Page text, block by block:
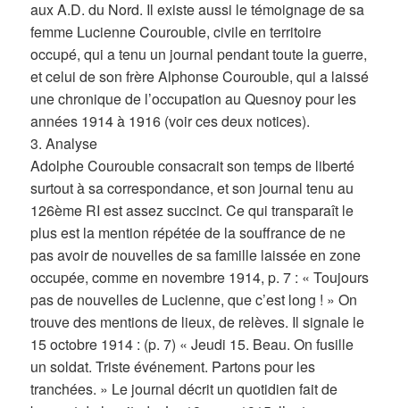
aux A.D. du Nord. Il existe aussi le témoignage de sa
femme Lucienne Courouble, civile en territoire
occupé, qui a tenu un journal pendant toute la guerre,
et celui de son frère Alphonse Courouble, qui a laissé
une chronique de l’occupation au Quesnoy pour les
années 1914 à 1916 (voir ces deux notices).
3. Analyse
Adolphe Courouble consacrait son temps de liberté
surtout à sa correspondance, et son journal tenu au
126ème RI est assez succinct. Ce qui transparaît le
plus est la mention répétée de la souffrance de ne
pas avoir de nouvelles de sa famille laissée en zone
occupée, comme en novembre 1914, p. 7 : « Toujours
pas de nouvelles de Lucienne, que c’est long ! » On
trouve des mentions de lieux, de relèves. Il signale le
15 octobre 1914 : (p. 7) « Jeudi 15. Beau. On fusille
un soldat. Triste événement. Partons pour les
tranchées. » Le journal décrit un quotidien fait de